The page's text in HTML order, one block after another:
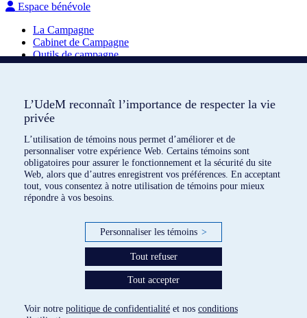
Espace bénévole
La Campagne
Cabinet de Campagne
Outils de campagne
Soutenez nos initiatives pour un impact durable et significatif.
Suivez-nous
Nous joindre
Inscrivez-vous à l’infolettre
Toute l’actualité deL’heure est brave, livrée chaque mois à votre
adresse courriel. Plongez dans nos récits de courage, de générosité,
et découvrez comment nous changeons le monde, une histoire à la
Conditions d’utilisation
L’UdeM reconnaît l’importance de respecter la vie
privée
L’utilisation de témoins nous permet d’améliorer et de
personnaliser votre expérience Web. Certains témoins sont
obligatoires pour assurer le fonctionnement et la sécurité du site
Web, alors que d’autres enregistrent vos préférences. En acceptant
tout, vous consentez à notre utilisation de témoins pour mieux
répondre à vos besoins.
Personnaliser les témoins >
Tout refuser
Tout accepter
Voir notre politique de confidentialité et nos conditions
L’UdeM reconnaît l’importance de respecter la vie
privée
L’utilisation de témoins nous permet d’améliorer et de
personnaliser votre expérience Web. Certains témoins sont
obligatoires pour assurer le fonctionnement et la sécurité du site
Web, alors que d’autres enregistrent vos préférences. En acceptant
tout, vous consentez à notre utilisation de témoins pour mieux
répondre à vos besoins.
Personnaliser les témoins >
Tout refuser
Tout accepter
Voir notre politique de confidentialité et nos conditions